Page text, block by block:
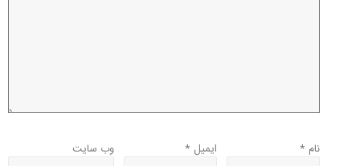
نام * ایمیل * وب‌ سایت